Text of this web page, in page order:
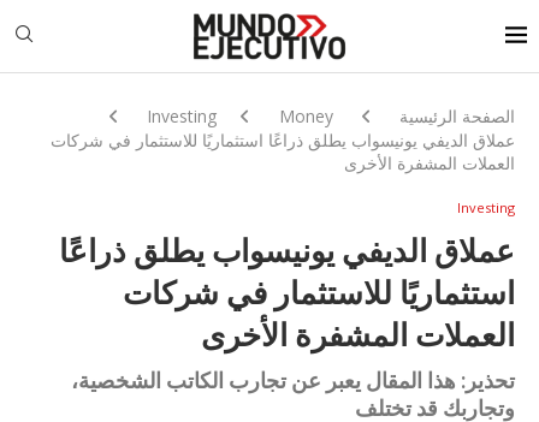
الصفحة الرئيسية Money
Investing
عملاق الديفي يونيسواب يطلق ذراعًا استثماريًا للاستثمار في شركات
العملات المشفرة الأخرى
Investing
عملاق الديفي يونيسواب يطلق ذراعًا
استثماريًا للاستثمار في شركات
العملات المشفرة الأخرى
تحذير: هذا المقال يعبر عن تجارب الكاتب الشخصية،
وتجاربك قد تختلف